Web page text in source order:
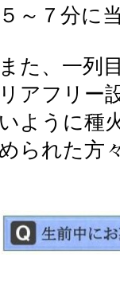
５～７分に
また、一列
リアフリー
いように種
められた方